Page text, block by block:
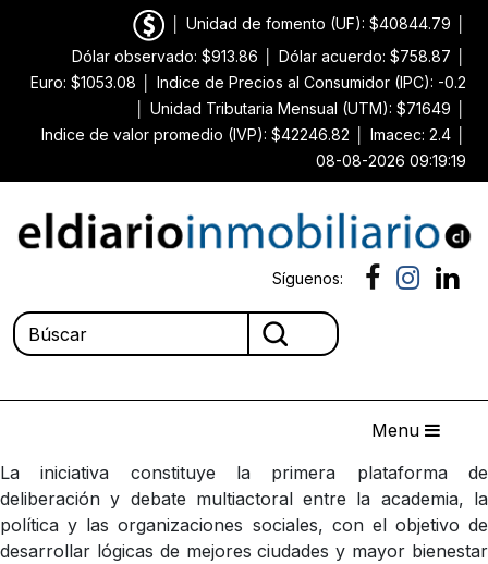
Unidad de fomento (UF): $40844.79
Dólar observado: $913.86
Dólar acuerdo: $758.87
Euro: $1053.08
Indice de Precios al Consumidor (IPC): -0.2
Unidad Tributaria Mensual (UTM): $71649
Indice de valor promedio (IVP): $42246.82
Imacec: 2.4
08-08-2026 09:19:19
Síguenos:
Menu
La iniciativa constituye la primera plataforma de
deliberación y debate multiactoral entre la academia, la
política y las organizaciones sociales, con el objetivo de
desarrollar lógicas de mejores ciudades y mayor bienestar